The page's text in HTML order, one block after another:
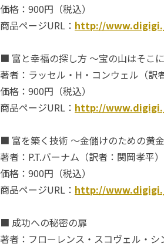
価格：900円（税込）
商品ページURL： http://
■ 富と幸福の探し方 ～宝の山はそこ
著者：ラッセル・H・コンウェル（訳
価格：900円（税込）
商品ページURL： http://
■ 富を築く技術 ～金儲けのための黄
著者：P.T.バーナム（訳者：関岡孝平）
価格：900円（税込）
商品ページURL： http://
■ 成功への秘密の扉
著者：フローレンス・スコヴェル・シ